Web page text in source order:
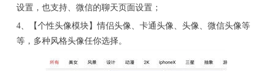
设置，也支持、微信的聊天页面设置；
4、【个性头像模块】情侣头像、卡通头像、头像、微信头像等
等，多种风格头像任你选择。